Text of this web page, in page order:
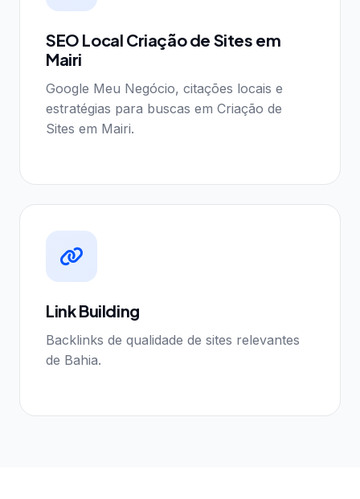
SEO Local Criação de Sites em
Mairi
Google Meu Negócio, citações locais e
estratégias para buscas em Criação de
Sites em Mairi.
Link Building
Backlinks de qualidade de sites relevantes
de Bahia.